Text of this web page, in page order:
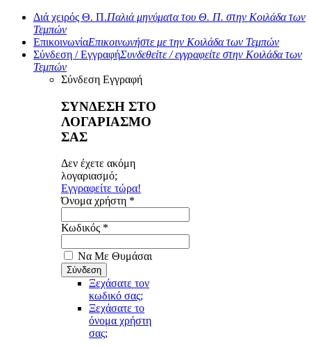
Διά χειρός Θ. Π.Παλιά μηνύματα του Θ. Π. στην Κοιλάδα των
Τεμπών
ΕπικοινωνίαΕπικοινωνήστε με την Κοιλάδα των Τεμπών
Σύνδεση / ΕγγραφήΣυνδεθείτε / εγγραφείτε στην Κοιλάδα των
Τεμπών
Σύνδεση Εγγραφή
ΣΥΝΔΕΣΗ ΣΤΟ
ΛΟΓΑΡΙΑΣΜΟ
ΣΑΣ
Δεν έχετε ακόμη
λογαριασμό;
Εγγραφείτε τώρα!
Όνομα χρήστη *
Κωδικός *
Να Με Θυμάσαι
Ξεχάσατε τον
κωδικό σας;
Ξεχάσατε το
όνομα χρήστη
σας;